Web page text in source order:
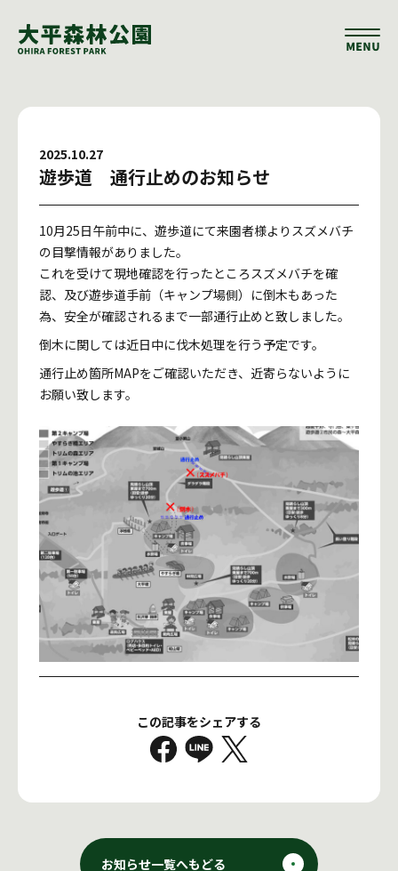
2025.10.27
遊歩道 通行止めのお知らせ
10月25日午前中に、遊歩道にて来園者様よりスズメバチ
の目撃情報がありました。
これを受けて現地確認を行ったところスズメバチを確
認、及び遊歩道手前（キャンプ場側）に倒木もあった
為、安全が確認されるまで一部通行止めと致しました。
倒木に関しては近日中に伐木処理を行う予定です。
通行止め箇所MAPをご確認いただき、近寄らないように
お願い致します。
この記事をシェアする
お知らせ一覧へもどる